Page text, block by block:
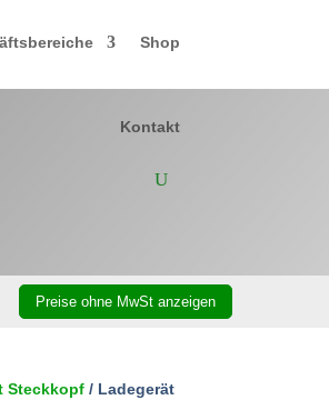
Shop
Kontakt
Steckkopf / Ladegerät